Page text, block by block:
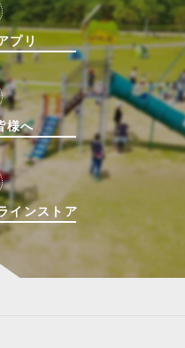
プリ
様へ
インストア